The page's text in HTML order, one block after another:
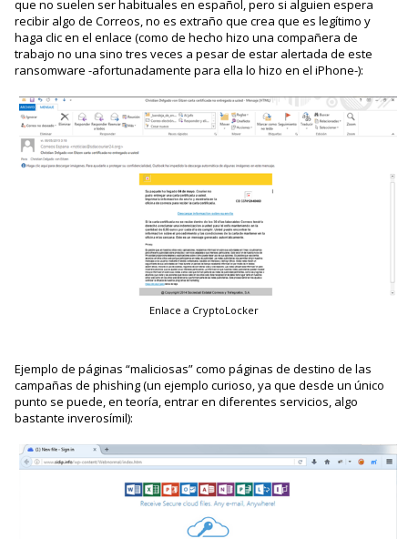
que no suelen ser habituales en español, pero si alguien espera
recibir algo de Correos, no es extraño que crea que es legítimo y
haga clic en el enlace (como de hecho hizo una compañera de
trabajo no una sino tres veces a pesar de estar alertada de este
ransomware -afortunadamente para ella lo hizo en el iPhone-):
Enlace a CryptoLocker
Ejemplo de páginas “maliciosas” como páginas de destino de las
campañas de phishing (un ejemplo curioso, ya que desde un único
punto se puede, en teoría, entrar en diferentes servicios, algo
bastante inverosímil):